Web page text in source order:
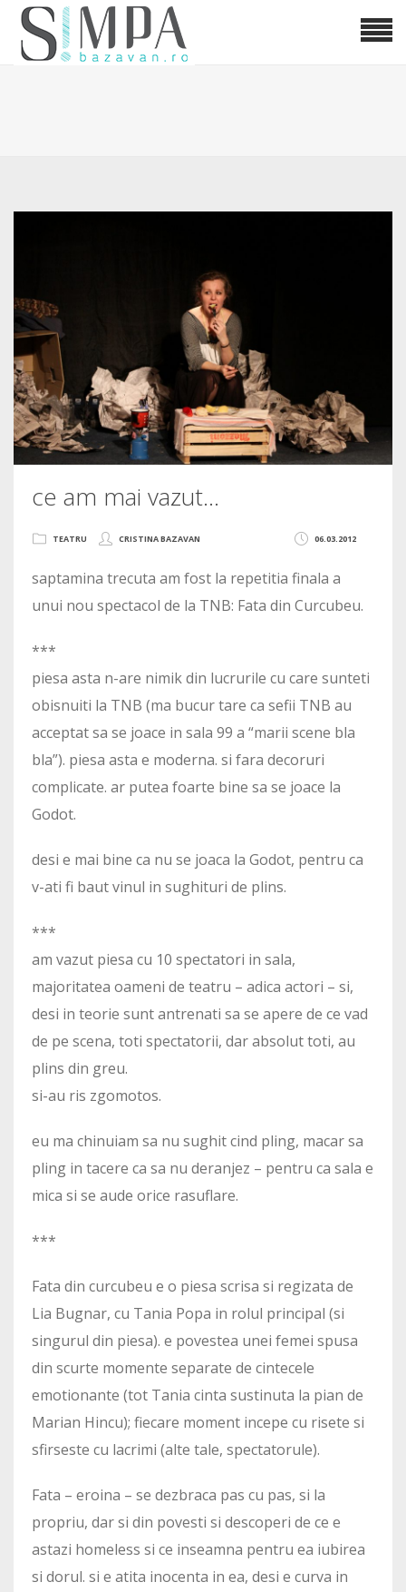
ce am mai vazut…
06.03.2012
TEATRU CRISTINA BAZAVAN
saptamina trecuta am fost la repetitia finala a
unui nou spectacol de la TNB: Fata din Curcubeu.
***
piesa asta n-are nimik din lucrurile cu care sunteti
obisnuiti la TNB (ma bucur tare ca sefii TNB au
acceptat sa se joace in sala 99 a “marii scene bla
bla”). piesa asta e moderna. si fara decoruri
complicate. ar putea foarte bine sa se joace la
Godot.
desi e mai bine ca nu se joaca la Godot, pentru ca
v-ati fi baut vinul in sughituri de plins.
***
am vazut piesa cu 10 spectatori in sala,
majoritatea oameni de teatru – adica actori – si,
desi in teorie sunt antrenati sa se apere de ce vad
de pe scena, toti spectatorii, dar absolut toti, au
plins din greu.
si-au ris zgomotos.
eu ma chinuiam sa nu sughit cind pling, macar sa
pling in tacere ca sa nu deranjez – pentru ca sala e
mica si se aude orice rasuflare.
***
Fata din curcubeu e o piesa scrisa si regizata de
Lia Bugnar, cu Tania Popa in rolul principal (si
singurul din piesa). e povestea unei femei spusa
din scurte momente separate de cintecele
emotionante (tot Tania cinta sustinuta la pian de
Marian Hincu); fiecare moment incepe cu risete si
sfirseste cu lacrimi (alte tale, spectatorule).
Fata – eroina – se dezbraca pas cu pas, si la
propriu, dar si din povesti si descoperi de ce e
astazi homeless si ce inseamna pentru ea iubirea
si dorul. si e atita inocenta in ea, desi e curva in